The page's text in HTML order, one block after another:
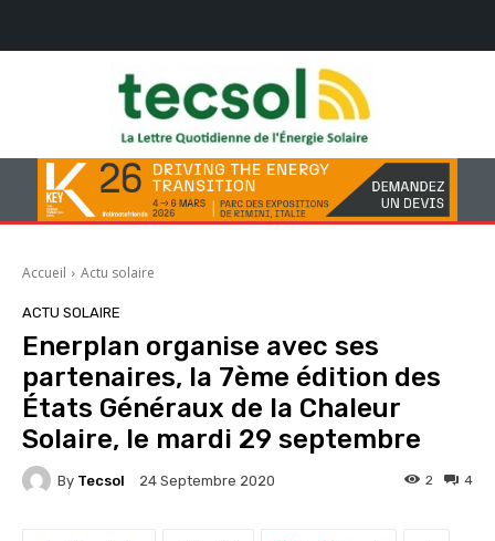
Accueil Actu solaire
ACTU SOLAIRE
Enerplan organise avec ses
partenaires, la 7ème édition des
États Généraux de la Chaleur
Solaire, le mardi 29 septembre
By Tecsol 24 Septembre 2020 4
2